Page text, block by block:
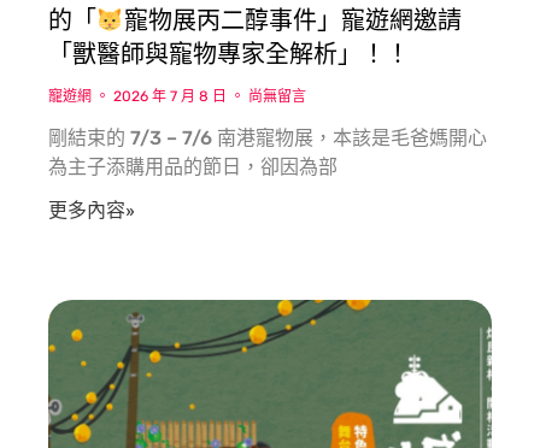
的「
寵物展丙二醇事件」寵遊網邀請
「獸醫師與寵物專家全解析」！！
寵遊網 2026 年 7 月 8 日 尚無留言
剛結束的 7/3 – 7/6 南港寵物展，本該是毛爸媽開心
為主子添購用品的節日，卻因為部
更多內容»